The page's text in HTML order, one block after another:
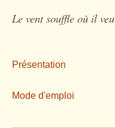
Le vent souffle où il
Présentation
Mode d'emploi